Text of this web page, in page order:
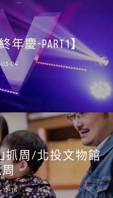
終年慶-PART1】
03-04
抓周/北投文物館
12-16